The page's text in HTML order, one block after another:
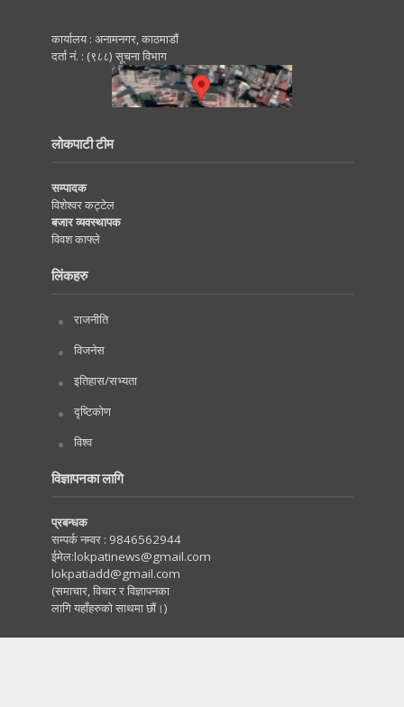
कार्यालय : अनामनगर, काठमाडाैं
दर्ता नं. : (९८८) सूचना विभाग
लोकपाटी टीम
सम्पादक
विशेश्वर कट्टेल
बजार व्यवस्थापक
विवश काफ्ले
लिंकहरु
राजनीति
विजनेस
इतिहास/सभ्यता
दृष्टिकोण
विश्व
विज्ञापनका लागि
प्रबन्धक
सम्पर्क नम्वर : 9846562944
ईमेल:lokpatinews@gmail.com
lokpatiadd@gmail.com
(समाचार, विचार र विज्ञापनका
लागि यहाँहरुको साथमा छौं।)